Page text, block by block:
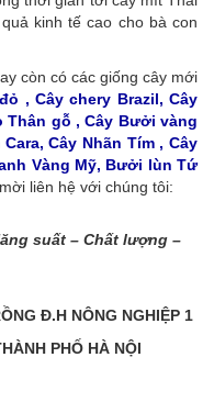
kinh tế cao cho bà con
còn có các giống cây mới
, Cây chery Brazil, Cây
Thân gỗ , Cây Bưởi vàng
Cây Nhãn Tím , Cây
Vàng Mỹ, Bưởi lùn Tứ
liên hệ với chúng tôi:
suất – Chất lượng –
ỒNG Đ.H NÔNG NGHIỆP 1
PHỐ HÀ NỘI